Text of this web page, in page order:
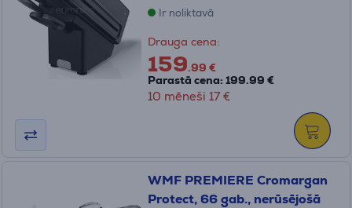
Ir noliktavā
Drauga cena:
159.99 €
Parastā cena: 199.99 €
10 mēneši 17 €
WMF PREMIERE Cromargan
Protect, 66 gab., nerūsējošā